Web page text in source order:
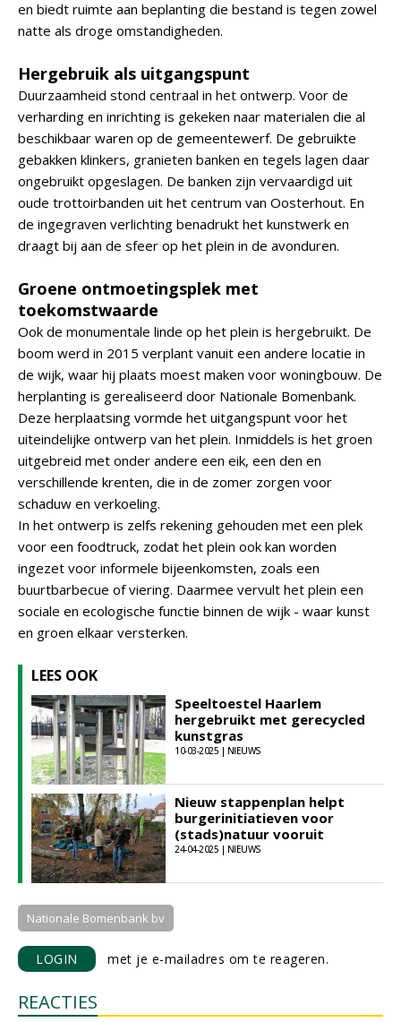
en biedt ruimte aan beplanting die bestand is tegen zowel
natte als droge omstandigheden.
Hergebruik als uitgangspunt
Duurzaamheid stond centraal in het ontwerp. Voor de
verharding en inrichting is gekeken naar materialen die al
beschikbaar waren op de gemeentewerf. De gebruikte
gebakken klinkers, granieten banken en tegels lagen daar
ongebruikt opgeslagen. De banken zijn vervaardigd uit
oude trottoirbanden uit het centrum van Oosterhout. En
de ingegraven verlichting benadrukt het kunstwerk en
draagt bij aan de sfeer op het plein in de avonduren.
Groene ontmoetingsplek met
toekomstwaarde
Ook de monumentale linde op het plein is hergebruikt. De
boom werd in 2015 verplant vanuit een andere locatie in
de wijk, waar hij plaats moest maken voor woningbouw. De
herplanting is gerealiseerd door Nationale Bomenbank.
Deze herplaatsing vormde het uitgangspunt voor het
uiteindelijke ontwerp van het plein. Inmiddels is het groen
uitgebreid met onder andere een eik, een den en
verschillende krenten, die in de zomer zorgen voor
schaduw en verkoeling.
In het ontwerp is zelfs rekening gehouden met een plek
voor een foodtruck, zodat het plein ook kan worden
ingezet voor informele bijeenkomsten, zoals een
buurtbarbecue of viering. Daarmee vervult het plein een
sociale en ecologische functie binnen de wijk - waar kunst
en groen elkaar versterken.
LEES OOK
Speeltoestel Haarlem
hergebruikt met gerecycled
kunstgras
10-03-2025 | NIEUWS
Nieuw stappenplan helpt
burgerinitiatieven voor
(stads)natuur vooruit
24-04-2025 | NIEUWS
Nationale Bomenbank bv
LOGIN met je e-mailadres om te reageren.
REACTIES